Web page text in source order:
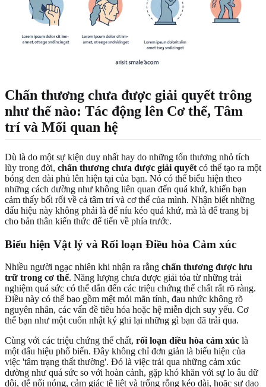
Chấn thương chưa được giải quyết trông
như thế nào: Tác động lên Cơ thể, Tâm
trí và Mối quan hệ
Dù là do một sự kiện duy nhất hay do những tổn thương nhỏ tích
lũy trong đời, chấn thương chưa được giải quyết có thể tạo ra một
bóng đen dài phủ lên hiện tại của bạn. Nó có thể biểu hiện theo
những cách dường như không liên quan đến quá khứ, khiến bạn
cảm thấy bối rối về cả tâm trí và cơ thể của mình. Nhận biết những
dấu hiệu này không phải là để níu kéo quá khứ, mà là để trang bị
cho bản thân kiến thức để tiến về phía trước.
Biểu hiện Vật lý và Rối loạn Điều hòa Cảm xúc
Nhiều người ngạc nhiên khi nhận ra rằng chấn thương được lưu
trữ trong cơ thể. Năng lượng chưa được giải tỏa từ những trải
nghiệm quá sức có thể dẫn đến các triệu chứng thể chất rất rõ ràng.
Điều này có thể bao gồm mệt mỏi mãn tính, đau nhức không rõ
nguyên nhân, các vấn đề tiêu hóa hoặc hệ miễn dịch suy yếu. Cơ
thể bạn như một cuốn nhật ký ghi lại những gì bạn đã trải qua.
Cùng với các triệu chứng thể chất, rối loạn điều hòa cảm xúc là
một dấu hiệu phổ biến. Đây không chỉ đơn giản là biểu hiện của
việc 'tâm trạng thất thường'. Đó là việc trải qua những cảm xúc
dường như quá sức so với hoàn cảnh, gặp khó khăn với sự lo âu dữ
dội, dễ nổi nóng, cảm giác tê liệt và trống rỗng kéo dài, hoặc sự dao